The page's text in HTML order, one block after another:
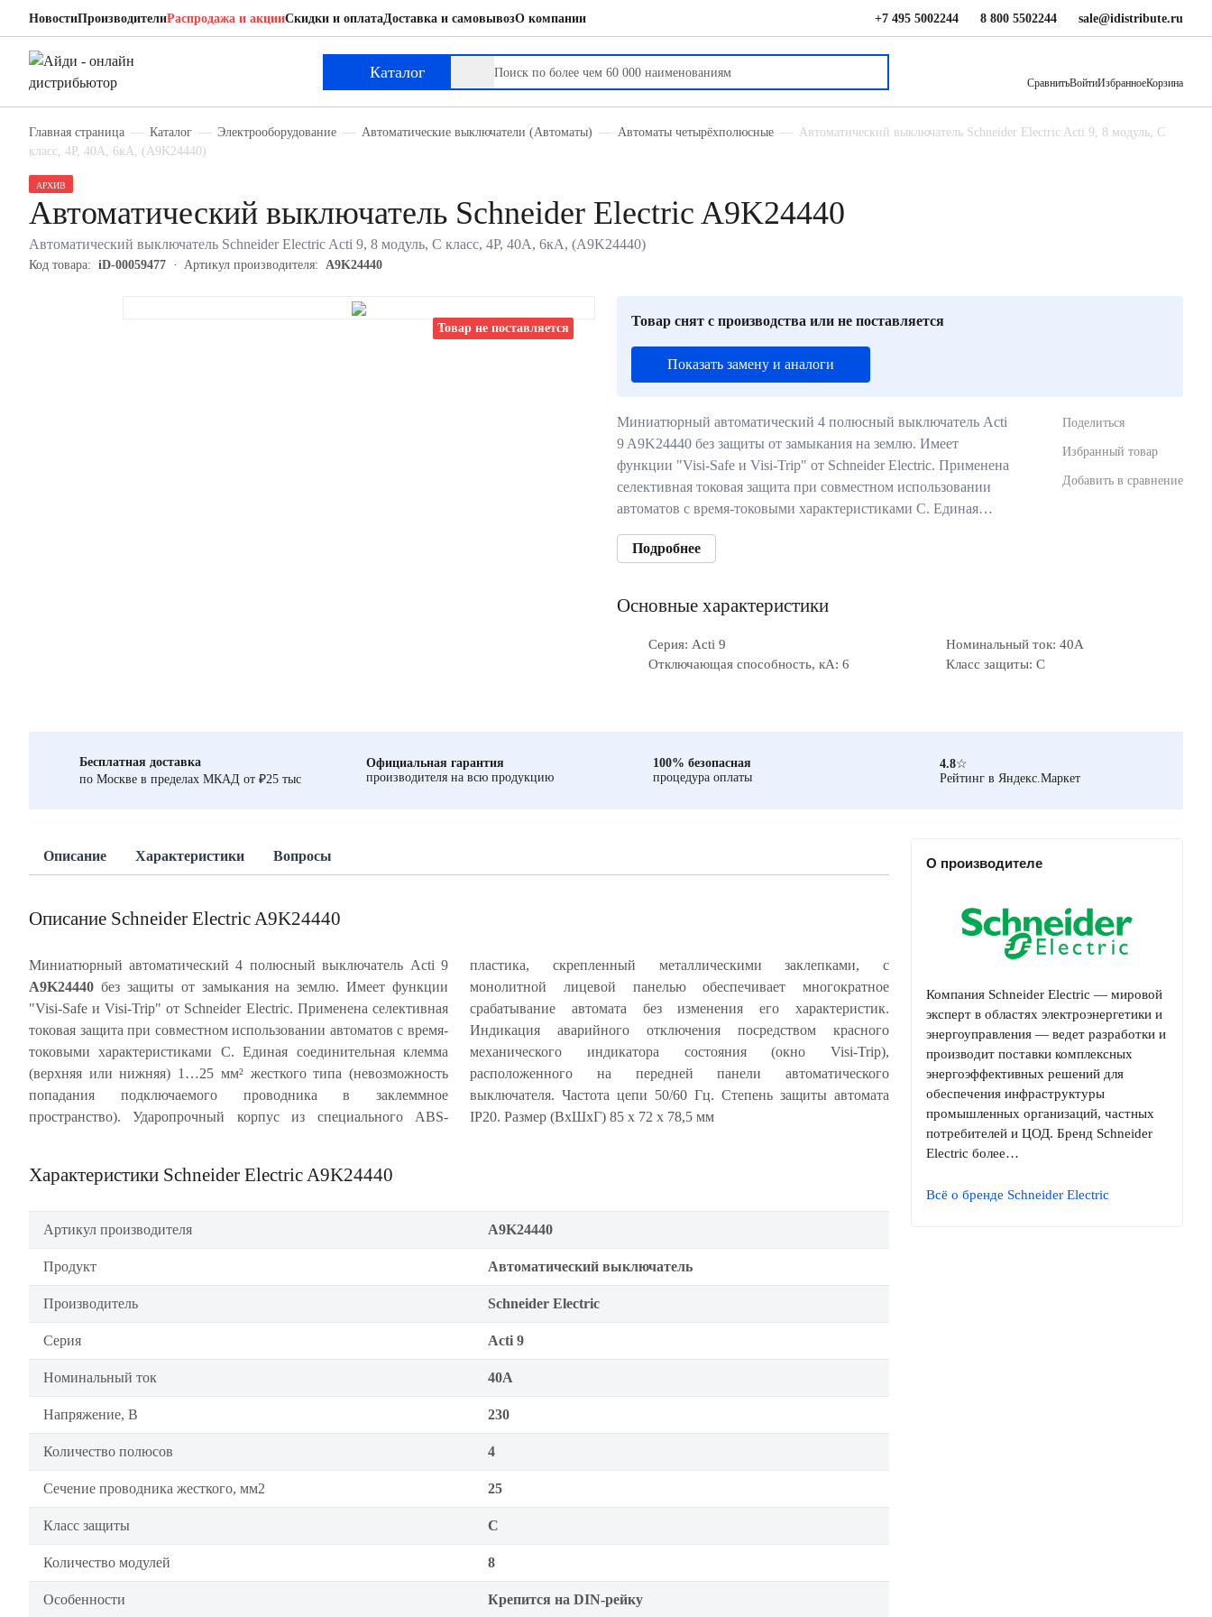
НовостиПроизводителиРаспродажа и акцииСкидки и оплатаДоставка и самовывозО компании +7 495 5002244 8 800 5502244 sale@idistribute.ru
Каталог
СравнитьВойтиИзбранноеКорзина
Главная страница Каталог Электрооборудование Автоматические выключатели (Автоматы) Автоматы четырёхполюсные
Автоматический выключатель Schneider Electric Acti 9, 8 модуль, C
класс, 4P, 40А, 6кА, (A9K24440)
Товар не поставляется
АРХИВ
Автоматический выключатель Schneider Electric A9K24440
Автоматический выключатель Schneider Electric Acti 9, 8 модуль, C класс, 4P, 40А, 6кА, (A9K24440)
Код товара: iD-00059477 Артикул производителя: A9K24440
Товар снят с производства или не поставляется
Показать замену и аналоги
Миниатюрный автоматический 4 полюсный выключатель Acti
9 A9K24440 без защиты от замыкания на землю. Имеет
функции "Visi-Safe и Visi-Trip" от Schneider Electric. Применена
селективная токовая защита при совместном использовании
автоматов с время-токовыми характеристиками С. Единая…
Подробнее
Поделиться
Избранный товар
Добавить в сравнение
Основные характеристики
Серия: Acti 9
Номинальный ток: 40А
Отключающая способность, кА: 6
Класс защиты: C
Бесплатная доставка
по Москве в пределах МКАД от ₽25 тыс
Официальная гарантия
производителя на всю продукцию
100% безопасная
процедура оплаты
4.8☆
Рейтинг в Яндекс.Маркет
Описание Характеристики Вопросы
Описание Schneider Electric A9K24440
Миниатюрный автоматический 4 полюсный выключатель Acti 9
A9K24440 без защиты от замыкания на землю. Имеет функции
"Visi-Safe и Visi-Trip" от Schneider Electric. Применена селективная
токовая защита при совместном использовании автоматов с время-
токовыми характеристиками С. Единая соединительная клемма
(верхняя или нижняя) 1…25 мм² жесткого типа (невозможность
попадания подключаемого проводника в заклеммное
пространство). Ударопрочный корпус из специального ABS-
пластика, скрепленный металлическими заклепками, с
монолитной лицевой панелью обеспечивает многократное
срабатывание автомата без изменения его характеристик.
Индикация аварийного отключения посредством красного
механического индикатора состояния (окно Visi-Trip),
расположенного на передней панели автоматического
выключателя. Частота цепи 50/60 Гц. Степень защиты автомата
IP20. Размер (ВхШхГ) 85 х 72 х 78,5 мм
Характеристики Schneider Electric A9K24440
Артикул производителя A9K24440
Продукт Автоматический выключатель
Производитель Schneider Electric
Серия Acti 9
Номинальный ток 40А
Напряжение, В 230
Количество полюсов 4
Сечение проводника жесткого, мм2 25
Класс защиты C
Количество модулей 8
Особенности Крепится на DIN-рейку
О производителе
Компания Schneider Electric — мировой
эксперт в областях электроэнергетики и
энергоуправления — ведет разработки и
производит поставки комплексных
энергоэффективных решений для
обеспечения инфраструктуры
промышленных организаций, частных
потребителей и ЦОД. Бренд Schneider
Electric более…
Всё о бренде Schneider Electric
Schneider Electric A9K24440
Автоматический выключатель